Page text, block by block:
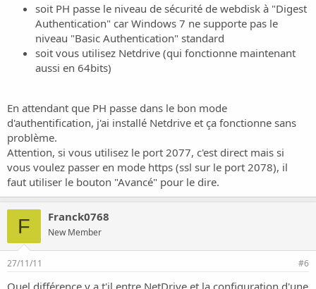
soit PH passe le niveau de sécurité de webdisk à "Digest
Authentication" car Windows 7 ne supporte pas le
niveau "Basic Authentication" standard
soit vous utilisez Netdrive (qui fonctionne maintenant
aussi en 64bits)
En attendant que PH passe dans le bon mode
d'authentification, j'ai installé Netdrive et ça fonctionne sans
problème.
Attention, si vous utilisez le port 2077, c'est direct mais si
vous voulez passer en mode https (ssl sur le port 2078), il
faut utiliser le bouton "Avancé" pour le dire.
F Franck0768
New Member
27/11/11 #6
Quel différence y a t'il entre NetDrive et la configuration d'une